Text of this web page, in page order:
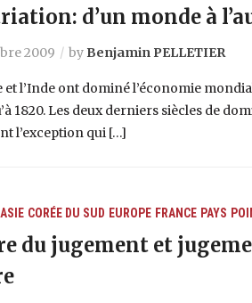
d’un monde à
2009 by Benjamin PELLETIER
et l’Inde ont dominé l’économie
1820. Les deux derniers siècles de
l’exception qui […]
ASIE CORÉE DU SUD EUROPE FRANCE PAYS
du jugement et